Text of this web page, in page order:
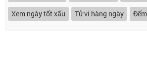
Xem ngày tốt xấu
Tử vi hàng ngày